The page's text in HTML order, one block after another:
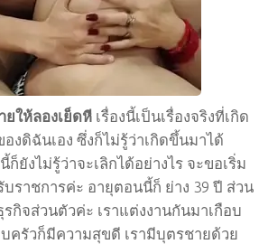
ยให้ลองเย็ดหี เรื่องนี้เป็นเรื่องจริงที่เกิด
งดิฉันเอง ซึ่งก็ไม่รู้ว่าเกิดขึ้นมาได้
ยังไม่รู้ว่าจะเลิกได้อย่างไร จะขอเริ่ม
บราชการค่ะ อายุตอนนี้ก็ ย่าง 39 ปี ส่วน
กิจส่วนตัวค่ะ เราแต่งงานกันมาเกือบ
ครัวก็มีความสุขดี เรามีบุตรชายด้วย